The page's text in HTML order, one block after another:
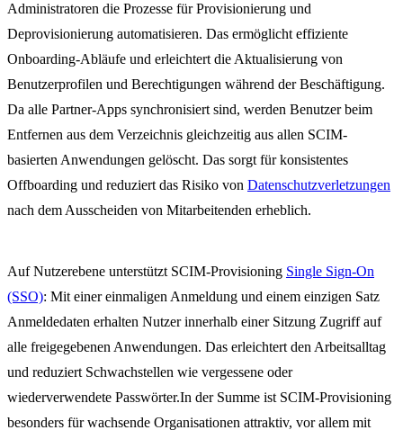
Administratoren die Prozesse für Provisionierung und
Deprovisionierung automatisieren. Das ermöglicht effiziente
Onboarding-Abläufe und erleichtert die Aktualisierung von
Benutzerprofilen und Berechtigungen während der Beschäftigung.
Da alle Partner-Apps synchronisiert sind, werden Benutzer beim
Entfernen aus dem Verzeichnis gleichzeitig aus allen SCIM-
basierten Anwendungen gelöscht. Das sorgt für konsistentes
Offboarding und reduziert das Risiko von Datenschutzverletzungen
nach dem Ausscheiden von Mitarbeitenden erheblich.
Auf Nutzerebene unterstützt SCIM-Provisioning Single Sign-On
(SSO): Mit einer einmaligen Anmeldung und einem einzigen Satz
Anmeldedaten erhalten Nutzer innerhalb einer Sitzung Zugriff auf
alle freigegebenen Anwendungen. Das erleichtert den Arbeitsalltag
und reduziert Schwachstellen wie vergessene oder
wiederverwendete Passwörter.In der Summe ist SCIM-Provisioning
besonders für wachsende Organisationen attraktiv, vor allem mit